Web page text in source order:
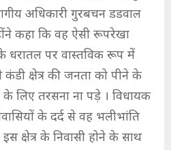
अधिकारी गुरबचन डडवाल
कहा कि वह ऐसी रूपरेखा
धरातल पर वास्तविक रूप में
क्षेत्र की जनता को पीने के
लिए तरसना ना पड़े । विधायक
के दर्द से वह भलीभांति
क्षेत्र के निवासी होने के साथ